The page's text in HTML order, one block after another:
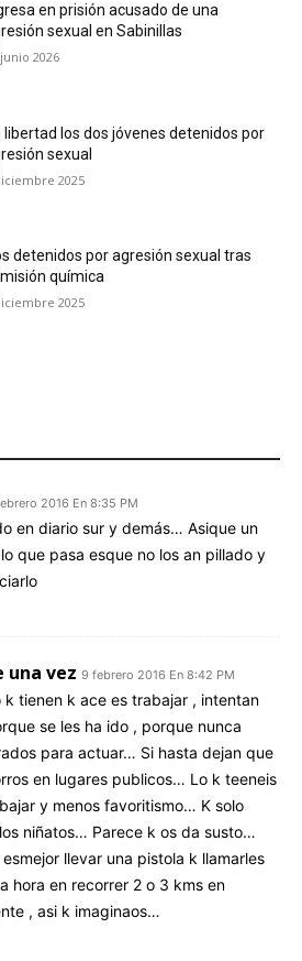
en prisión acusado de una
sexual en Sabinillas
2026
libertad los dos jóvenes detenidos por
sexual
2025
detenidos por agresión sexual tras
química
2025
2016 En 8:35 PM
en diario sur y demás… Asique un
que pasa esque no los an pillado y
una vez 9 febrero 2016 En 8:42 PM
k tienen k ace es trabajar , intentan
se les ha ido , porque nunca
para actuar… Si hasta dejan que
en lugares publicos… Lo k teeneis
y menos favoritismo… K solo
niñatos… Parece k os da susto…
llevar una pistola k llamarles
hora en recorrer 2 o 3 kms en
, asi k imaginaos…